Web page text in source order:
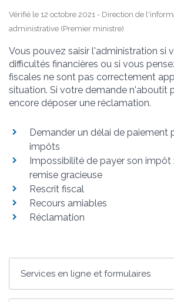
Vérifié le 12 octobre 2021 - Direction de
administrative (Premier ministre)
Vous pouvez saisir l'administration si
difficultés financières ou si vous
fiscales ne sont pas correctement
situation. Si votre demande n'aboutit
encore déposer une réclamation.
Demander un délai de paiement
impôts
Impossibilité de payer son impôt
remise gracieuse
Rescrit fiscal
Recours amiables
Réclamation
Services en ligne et formulaires